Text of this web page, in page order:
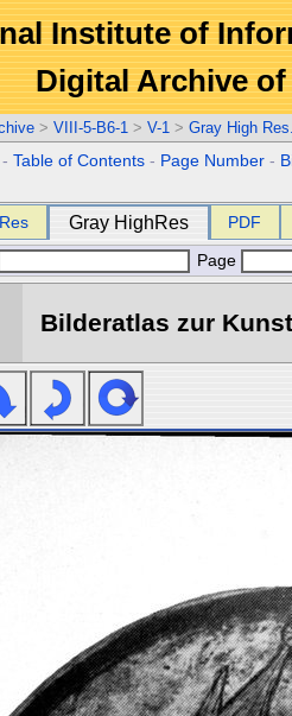
Institute of
Digital Archive
> VIII-5-B6-1 > V-1 > Gray High
-Table of Contents - Page Number -
Gray HighRes PDF
Page
Bilderatlas zur